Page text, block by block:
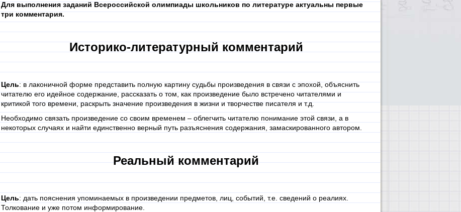
Для выполнения заданий Всероссийской олимпиады школьников по литературе актуальны первые
три комментария.
Историко-литературный комментарий
Цель: в лаконичной форме представить полную картину судьбы произведения в связи с эпохой, объяснить
читателю его идейное содержание, рассказать о том, как произведение было встречено читателями и
критикой того времени, раскрыть значение произведения в жизни и творчестве писателя и т.д.
Необходимо связать произведение со своим временем – облегчить читателю понимание этой связи, а в
некоторых случаях и найти единственно верный путь разъяснения содержания, замаскированного автором.
Реальный комментарий
Цель: дать пояснения упоминаемых в произведении предметов, лиц, событий, т.е. сведений о реалиях.
Толкование и уже потом информирование.